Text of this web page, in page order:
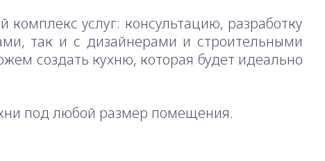
услуг: консультацию, разработку
так и с дизайнерами и строительными
создать кухню, которая будет идеально
под любой размер помещения.